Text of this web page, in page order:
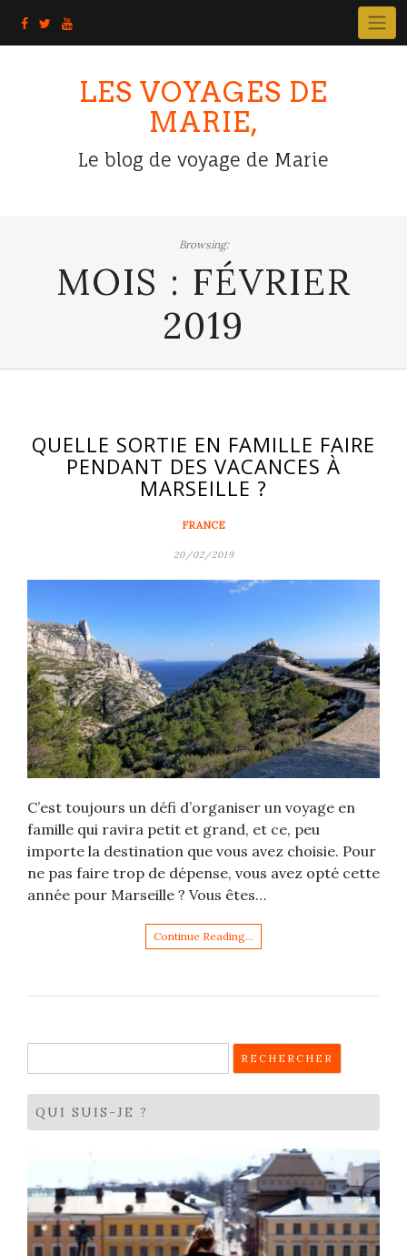
LES VOYAGES DE
MARIE,
Le blog de voyage de Marie
Browsing:
MOIS : FÉVRIER
2019
QUELLE SORTIE EN FAMILLE FAIRE
PENDANT DES VACANCES À
MARSEILLE ?
FRANCE
20/02/2019
C’est toujours un défi d’organiser un voyage en
famille qui ravira petit et grand, et ce, peu
importe la destination que vous avez choisie. Pour
ne pas faire trop de dépense, vous avez opté cette
année pour Marseille ? Vous êtes…
Continue Reading…
QUI SUIS-JE ?